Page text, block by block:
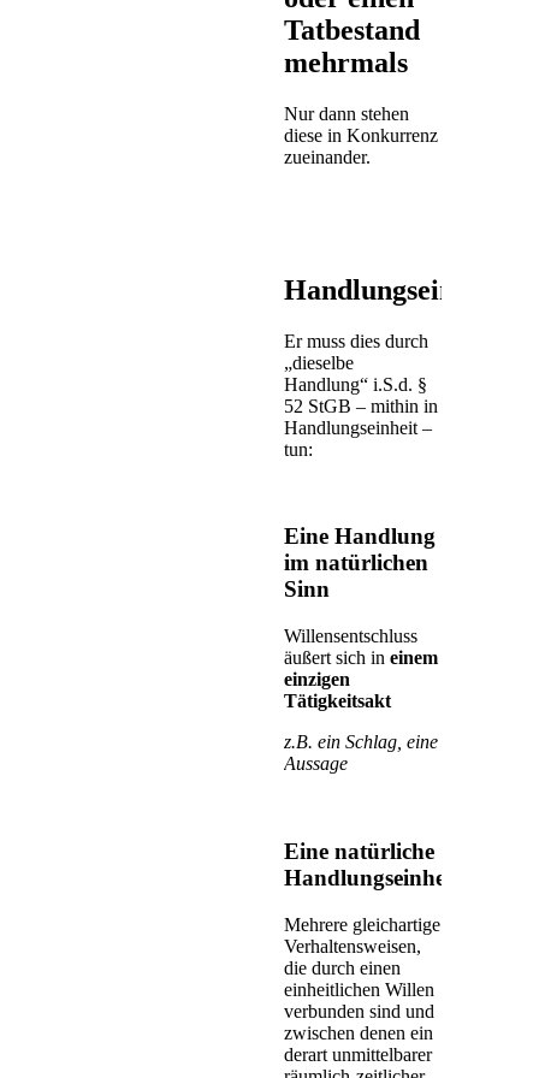
Tatbestand
mehrmals
Nur dann stehen
diese in Konkurrenz
zueinander.
Handlungseinheit
Er muss dies durch
„dieselbe
Handlung“ i.S.d. §
52 StGB – mithin in
Handlungseinheit –
tun:
Eine Handlung
im natürlichen
Sinn
Willensentschluss
äußert sich in einem
einzigen
Tätigkeitsakt
z.B. ein Schlag, eine
Aussage
Eine natürliche
Handlungseinheit
Mehrere gleichartige
Verhaltensweisen,
die durch einen
einheitlichen Willen
verbunden sind und
zwischen denen ein
derart unmittelbarer